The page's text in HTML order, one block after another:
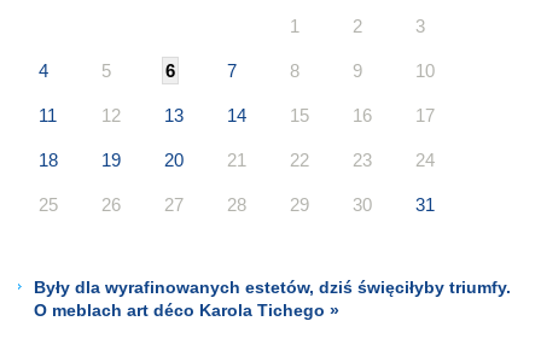
1 2 3
4 5 6 7 8 9 10
11 12 13 14 15 16 17
18 19 20 21 22 23 24
25 26 27 28 29 30 31
Były dla wyrafinowanych estetów, dziś święciłyby triumfy.
O meblach art déco Karola Tichego »